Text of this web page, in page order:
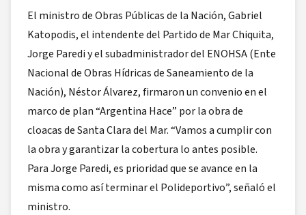
El ministro de Obras Públicas de la Nación, Gabriel
Katopodis, el intendente del Partido de Mar Chiquita,
Jorge Paredi y el subadministrador del ENOHSA (Ente
Nacional de Obras Hídricas de Saneamiento de la
Nación), Néstor Álvarez, firmaron un convenio en el
marco de plan “Argentina Hace” por la obra de
cloacas de Santa Clara del Mar. “Vamos a cumplir con
la obra y garantizar la cobertura lo antes posible.
Para Jorge Paredi, es prioridad que se avance en la
misma como así terminar el Polideportivo”, señaló el
ministro.